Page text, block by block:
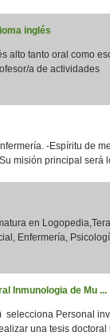
inglés
alto tanto oral como
a de actividades
-Espíritu de
misión principal será
en
Enfermería,
Inmunologia de Mu ...
selecciona Personal
una tesis doctoral